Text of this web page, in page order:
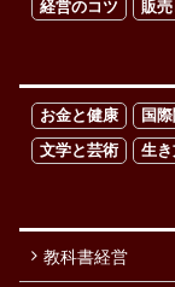
経営のコツ
販
お金と健康 国
文学と芸術
生
教科書経営